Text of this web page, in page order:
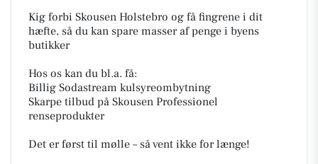
Kig forbi Skousen Holstebro og få fingrene i dit
hæfte, så du kan spare masser af penge i byens
butikker
Hos os kan du bl.a. få:
Billig Sodastream kulsyreombytning
Skarpe tilbud på Skousen Professionel
renseprodukter
Det er først til mølle – så vent ikke for længe!